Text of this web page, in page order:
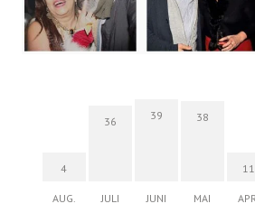
4
AUG.
36
JULI
39
JUNI
38
MAI
11
APR.